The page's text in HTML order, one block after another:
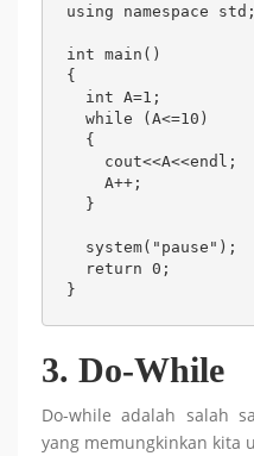
using namespace std;
int main()
{
  int A=1;
  while (A<=10)
  {
    cout<<A<<endl;
    A++;
  }
  system("pause");
  return 0;
}
3. Do-While
Do-while adalah salah
yang memungkinkan kita